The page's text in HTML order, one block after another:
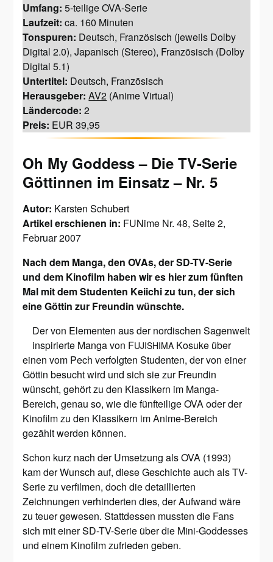
Umfang: 5-teilige OVA-Serie
Laufzeit: ca. 160 Minuten
Tonspuren: Deutsch, Französisch (jeweils Dolby
Digital 2.0), Japanisch (Stereo), Französisch (Dolby
Digital 5.1)
Untertitel: Deutsch, Französisch
Herausgeber: AV2 (Anime Virtual)
Ländercode: 2
Preis: EUR 39,95
Oh My Goddess – Die TV-Serie
Göttinnen im Einsatz – Nr. 5
Autor: Karsten Schubert
Artikel erschienen in: FUNime Nr. 48, Seite 2,
Februar 2007
Nach dem Manga, den OVAs, der SD-TV-Serie
und dem Kinofilm haben wir es hier zum fünften
Mal mit dem Studenten Keiichi zu tun, der sich
eine Göttin zur Freundin wünschte.
Der von Elementen aus der nordischen Sagenwelt
inspirierte Manga von FUJISHIMA Kosuke über
einen vom Pech verfolgten Studenten, der von einer
Göttin besucht wird und sich sie zur Freundin
wünscht, gehört zu den Klassikern im Manga-
Bereich, genau so, wie die fünfteilige OVA oder der
Kinofilm zu den Klassikern im Anime-Bereich
gezählt werden können.
Schon kurz nach der Umsetzung als OVA (1993)
kam der Wunsch auf, diese Geschichte auch als TV-
Serie zu verfilmen, doch die detaillierten
Zeichnungen verhinderten dies, der Aufwand wäre
zu teuer gewesen. Stattdessen mussten die Fans
sich mit einer SD-TV-Serie über die Mini-Goddesses
und einem Kinofilm zufrieden geben.